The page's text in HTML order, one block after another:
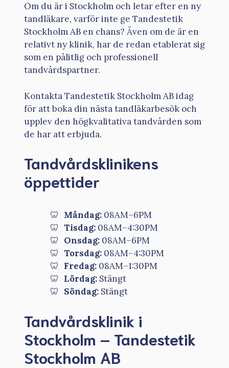
Om du är i Stockholm och letar efter en ny
tandläkare, varför inte ge Tandestetik
Stockholm AB en chans? Även om de är en
relativt ny klinik, har de redan etablerat sig
som en pålitlig och professionell
tandvårdspartner.
Kontakta Tandestetik Stockholm AB idag
för att boka din nästa tandläkarbesök och
upplev den högkvalitativa tandvården som
de har att erbjuda.
Tandvårdsklinikens
öppettider
Måndag: 08AM–6PM
Tisdag: 08AM–4:30PM
Onsdag: 08AM–6PM
Torsdag: 08AM–4:30PM
Fredag: 08AM–1:30PM
Lördag: Stängt
Söndag: Stängt
Tandvårdsklinik i
Stockholm – Tandestetik
Stockholm AB